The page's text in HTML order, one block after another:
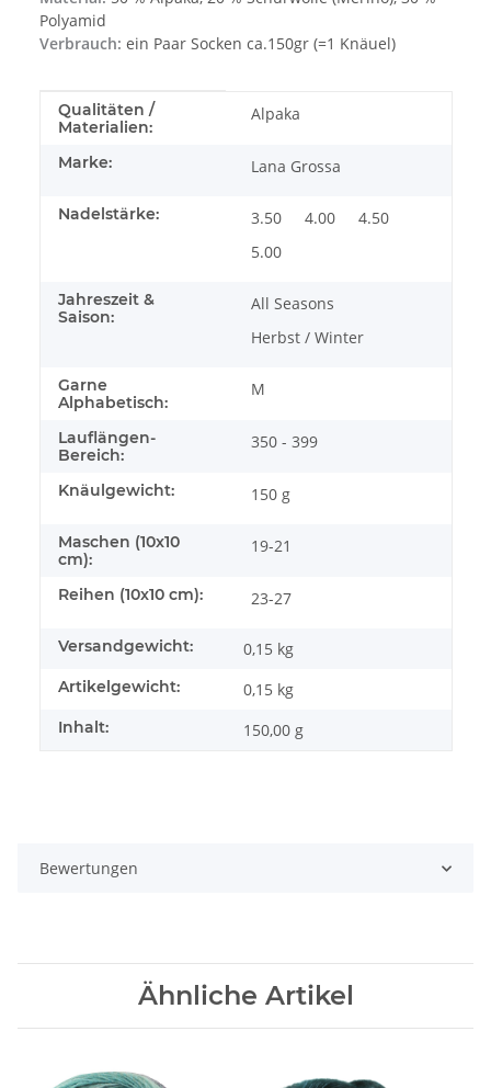
Polyamid
Verbrauch: ein Paar Socken ca.150gr (=1 Knäuel)
Produkteigenschaft
Wert
Qualitäten /
Materialien:
Alpaka
Marke: Lana Grossa
Nadelstärke: 3.50 4.00
4.50
5.00
Jahreszeit &
Saison:
All Seasons
Herbst / Winter
Garne
Alphabetisch:
M
Lauflängen-
Bereich:
350 - 399
Knäulgewicht: 150 g
Maschen (10x10
cm):
19-21
Reihen (10x10 cm): 23-27
Versandgewicht: 0,15 kg
Artikelgewicht: 0,15 kg
Inhalt: 150,00 g
Bewertungen
Ähnliche Artikel